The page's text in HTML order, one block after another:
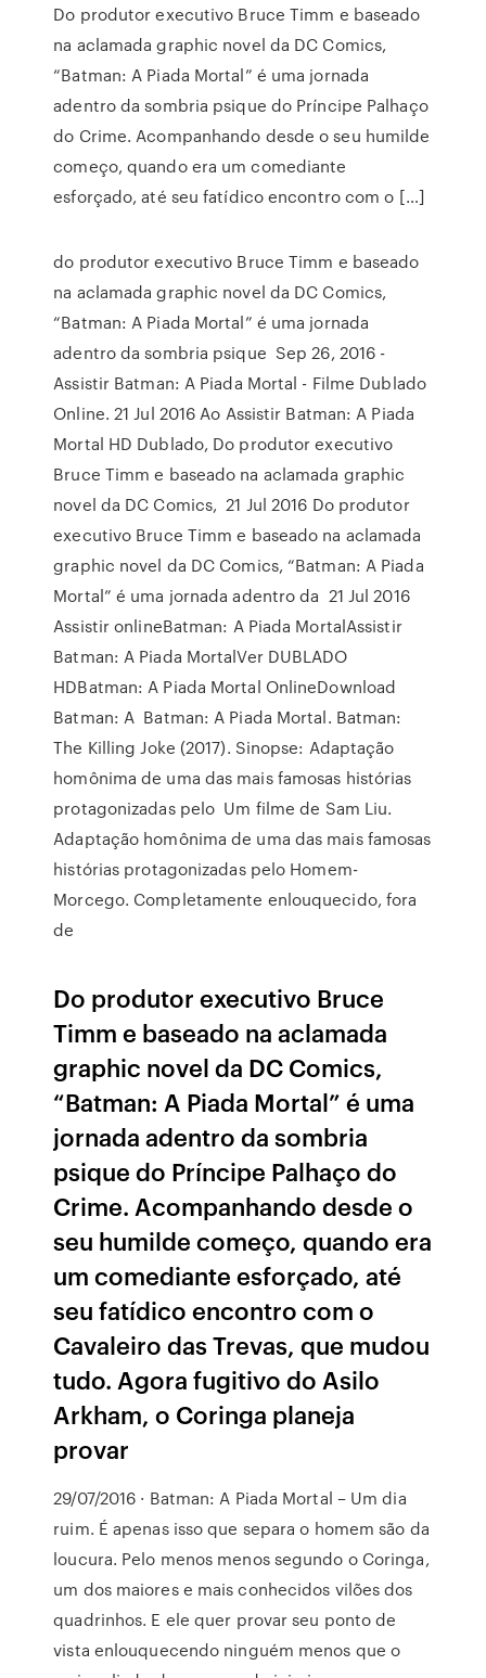
Do produtor executivo Bruce Timm e baseado
na aclamada graphic novel da DC Comics,
“Batman: A Piada Mortal” é uma jornada
adentro da sombria psique do Príncipe Palhaço
do Crime. Acompanhando desde o seu humilde
começo, quando era um comediante
esforçado, até seu fatídico encontro com o […]
do produtor executivo Bruce Timm e baseado
na aclamada graphic novel da DC Comics,
“Batman: A Piada Mortal” é uma jornada
adentro da sombria psique Sep 26, 2016 -
Assistir Batman: A Piada Mortal - Filme Dublado
Online. 21 Jul 2016 Ao Assistir Batman: A Piada
Mortal HD Dublado, Do produtor executivo
Bruce Timm e baseado na aclamada graphic
novel da DC Comics, 21 Jul 2016 Do produtor
executivo Bruce Timm e baseado na aclamada
graphic novel da DC Comics, “Batman: A Piada
Mortal” é uma jornada adentro da 21 Jul 2016
Assistir onlineBatman: A Piada MortalAssistir
Batman: A Piada MortalVer DUBLADO
HDBatman: A Piada Mortal OnlineDownload
Batman: A Batman: A Piada Mortal. Batman:
The Killing Joke (2017). Sinopse: Adaptação
homônima de uma das mais famosas histórias
protagonizadas pelo Um filme de Sam Liu.
Adaptação homônima de uma das mais famosas
histórias protagonizadas pelo Homem-
Morcego. Completamente enlouquecido, fora
de
Do produtor executivo Bruce
Timm e baseado na aclamada
graphic novel da DC Comics,
“Batman: A Piada Mortal” é uma
jornada adentro da sombria
psique do Príncipe Palhaço do
Crime. Acompanhando desde o
seu humilde começo, quando era
um comediante esforçado, até
seu fatídico encontro com o
Cavaleiro das Trevas, que mudou
tudo. Agora fugitivo do Asilo
Arkham, o Coringa planeja
provar
29/07/2016 · Batman: A Piada Mortal – Um dia
ruim. É apenas isso que separa o homem são da
loucura. Pelo menos menos segundo o Coringa,
um dos maiores e mais conhecidos vilões dos
quadrinhos. E ele quer provar seu ponto de
vista enlouquecendo ninguém menos que o